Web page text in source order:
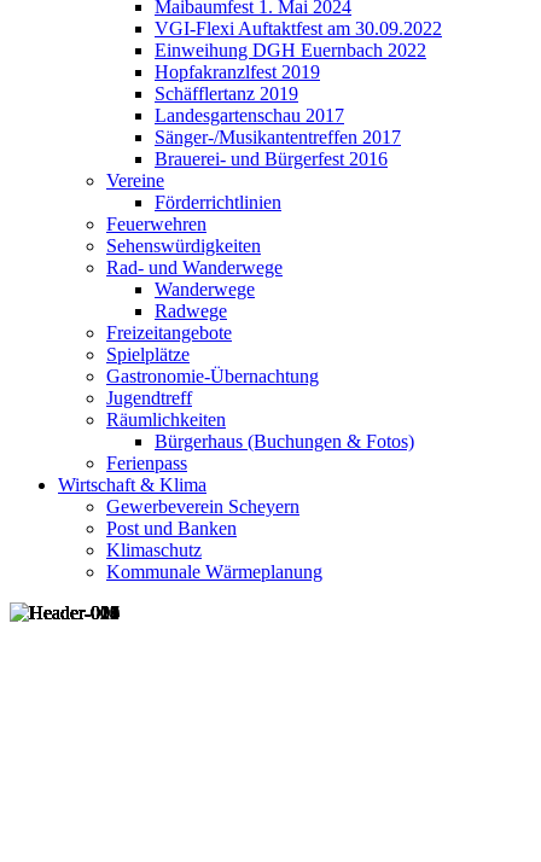
Maibaumfest 1. Mai 2024
VGI-Flexi Auftaktfest am 30.09.2022
Einweihung DGH Euernbach 2022
Hopfakranzlfest 2019
Schäfflertanz 2019
Landesgartenschau 2017
Sänger-/Musikantentreffen 2017
Brauerei- und Bürgerfest 2016
Vereine
Förderrichtlinien
Feuerwehren
Sehenswürdigkeiten
Rad- und Wanderwege
Wanderwege
Radwege
Freizeitangebote
Spielplätze
Gastronomie-Übernachtung
Jugendtreff
Räumlichkeiten
Bürgerhaus (Buchungen & Fotos)
Ferienpass
Wirtschaft & Klima
Gewerbeverein Scheyern
Post und Banken
Klimaschutz
Kommunale Wärmeplanung